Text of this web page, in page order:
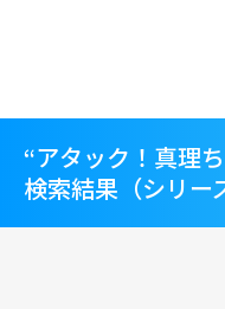
“アタック！真理
検索結果（シリー